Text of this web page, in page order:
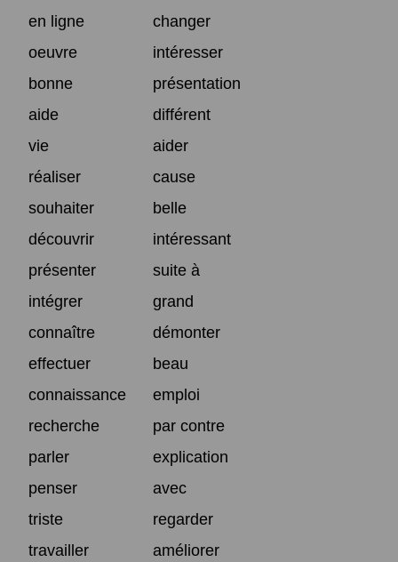
en ligne
changer
oeuvre
intéresser
bonne
présentation
aide
différent
vie
aider
réaliser
cause
souhaiter
belle
découvrir
intéressant
présenter
suite à
intégrer
grand
connaître
démonter
effectuer
beau
connaissance
emploi
recherche
par contre
parler
explication
penser
avec
triste
regarder
travailler
améliorer